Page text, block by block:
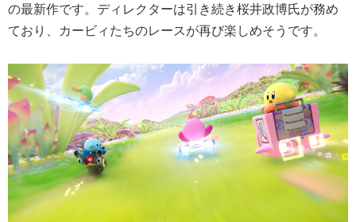
の最新作です。ディレクターは引き続き桜井政博氏が務め
ており、カービィたちのレースが再び楽しめそうです。